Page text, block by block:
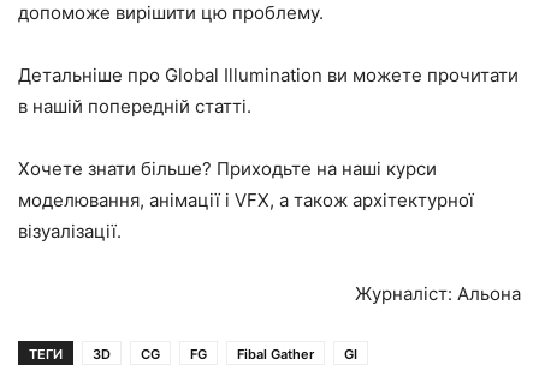
допоможе вирішити цю проблему.
Детальніше про Global Illumination ви можете прочитати
в нашій попередній статті.
Хочете знати більше? Приходьте на наші курси
моделювання, анімації і VFX, а також архітектурної
візуалізації.
Журналіст: Альона
ТЕГИ 3D CG FG Fibal Gather
GI